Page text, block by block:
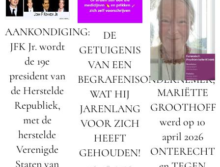
AANKONDIGING:
JFK Jr. wordt
de 19e
president van
de Herstelde
Republiek,
met de
herstelde
Verenigde
Staten van
DE
GETUIGENIS
VAN EEN
BEGRAFENISONDERNEMER;
WAT HIJ
JARENLANG
VOOR ZICH
HEEFT
GEHOUDEN!
MARIËTTE
GROOTHOFF
werd op 10
april 2026
ONTERECHT